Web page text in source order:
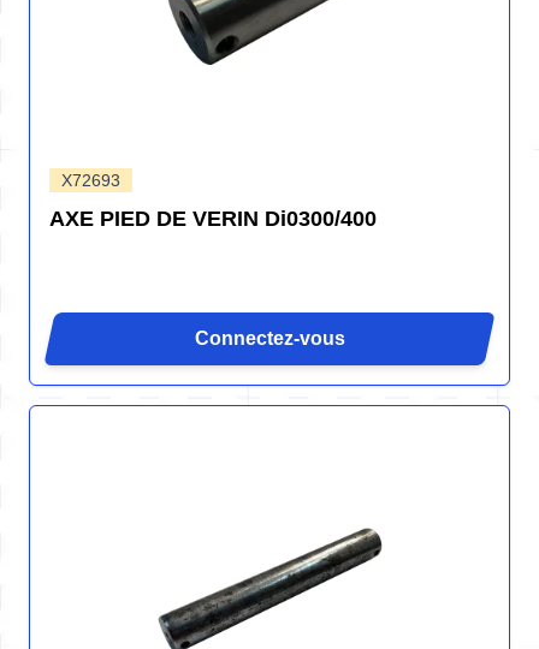
X72693
AXE PIED DE VERIN Di0300/400
Connectez-vous